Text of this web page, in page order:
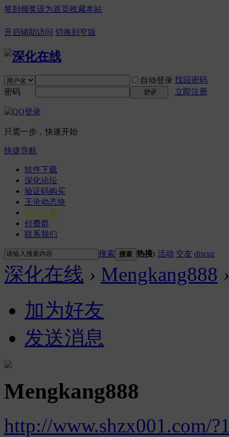
签到领奖设为首页收藏本站
开启辅助访问 切换到窄版
自动登录 找回密码
密码
登录 立即注册
只需一步，快速开始
快捷导航
软件下载
深化论坛
验证码购买
王沧动态块
节点下载
付费群
联系我们
搜索 搜索 热搜: 活动 交友 discuz
深化在线 › Mengkang888 ›
加为好友
发送消息
Mengkang888
http://www.shzx001.com/